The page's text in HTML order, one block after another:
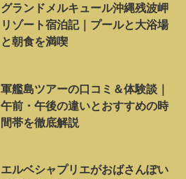
グランドメルキュール沖縄残波岬
リゾート宿泊記｜プールと大浴場
と朝食を満喫
軍艦島ツアーの口コミ＆体験談｜
午前・午後の違いとおすすめの時
間帯を徹底解説
エルベシャプリエがおばさんぽい